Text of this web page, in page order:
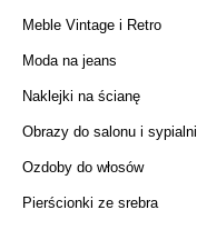
Meble Vintage i Retro
Moda na jeans
Naklejki na ścianę
Obrazy do salonu i sypialni
Ozdoby do włosów
Pierścionki ze srebra